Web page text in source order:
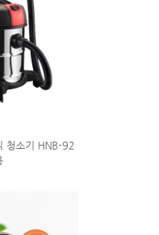
청소기 HNB-92